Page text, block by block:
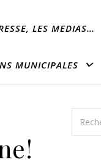
LES MEDIAS…
MUNICIPALES